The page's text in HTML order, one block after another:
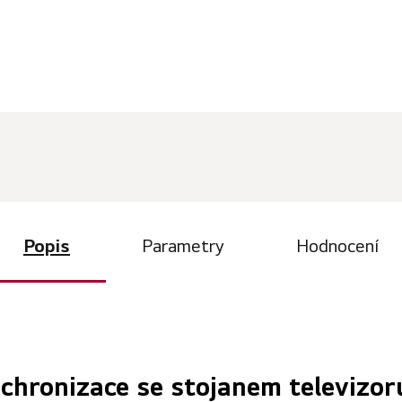
Popis Parametry Hodnocení
se stojanem